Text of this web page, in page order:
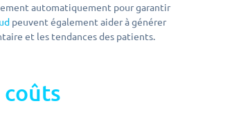
automatiquement pour garantir
peuvent également aider à générer
et les tendances des patients.
coûts